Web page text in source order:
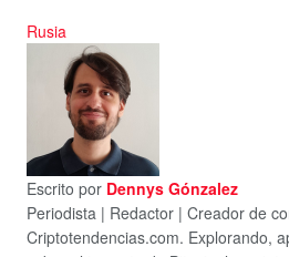
Rusia
Escrito por Dennys Gónzalez
Periodista | Redactor | Creador de
Criptotendencias.com. Explorando,